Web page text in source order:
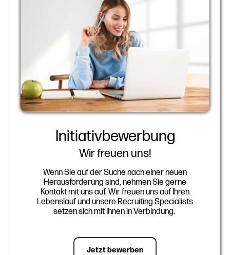
Initiativbewerbung
Wir freuen uns!
Wenn Sie auf der Suche nach einer neuen
Herausforderung sind, nehmen Sie gerne
Kontakt mit uns auf. Wir freuen uns auf Ihren
Lebenslauf und unsere Recruiting Specialists
setzen sich mit Ihnen in Verbindung.
Jetzt bewerben